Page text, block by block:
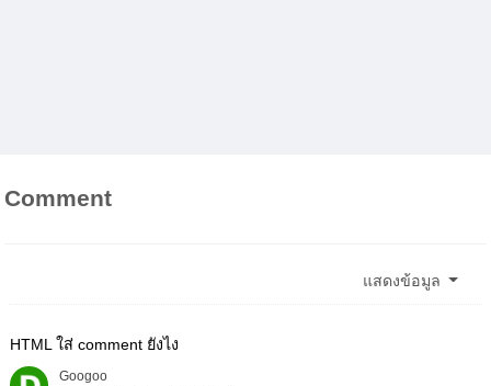
Comment
แสดงข้อมูล
HTML ใส่ comment ยังไง
Googoo